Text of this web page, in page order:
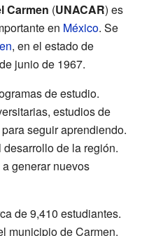
Carmen (UNACAR) es
en México. Se
, en el estado de
junio de 1967.
de estudio.
estudios de
seguir aprendiendo.
de la región.
generar nuevos
de 9,410 estudiantes.
municipio de Carmen.